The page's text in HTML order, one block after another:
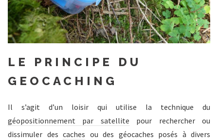
LE PRINCIPE DU
GEOCACHING
Il s’agit d’un loisir qui utilise la technique du
géopositionnement par satellite pour rechercher ou
dissimuler des caches ou des géocaches posés à divers